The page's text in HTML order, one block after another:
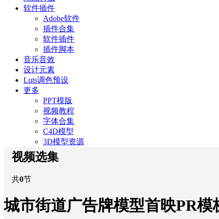
软件插件
Adobe软件
插件合集
软件插件
插件脚本
音乐音效
设计元素
Luts调色预设
更多
PPT模版
视频教程
字体合集
C4D模型
3D模型资源
视频选集
共0节
城市街道广告牌模型首映PR模